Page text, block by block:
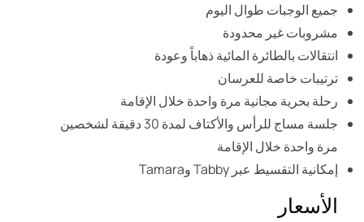
جميع الوجبات طوال اليوم
مشروبات غير محدودة
انتقالات بالطائرة المائية ذهاباً وعودة
ترتيبات خاصة للعرسان
رحلة بحرية مجانية مرة واحدة خلال الإقامة
جلسة مساج للرأس والأكتاف لمدة 30 دقيقة لشخصين
مرة واحدة خلال الإقامة
إمكانية التقسيط عبر Tabby وTamara
الأسعار